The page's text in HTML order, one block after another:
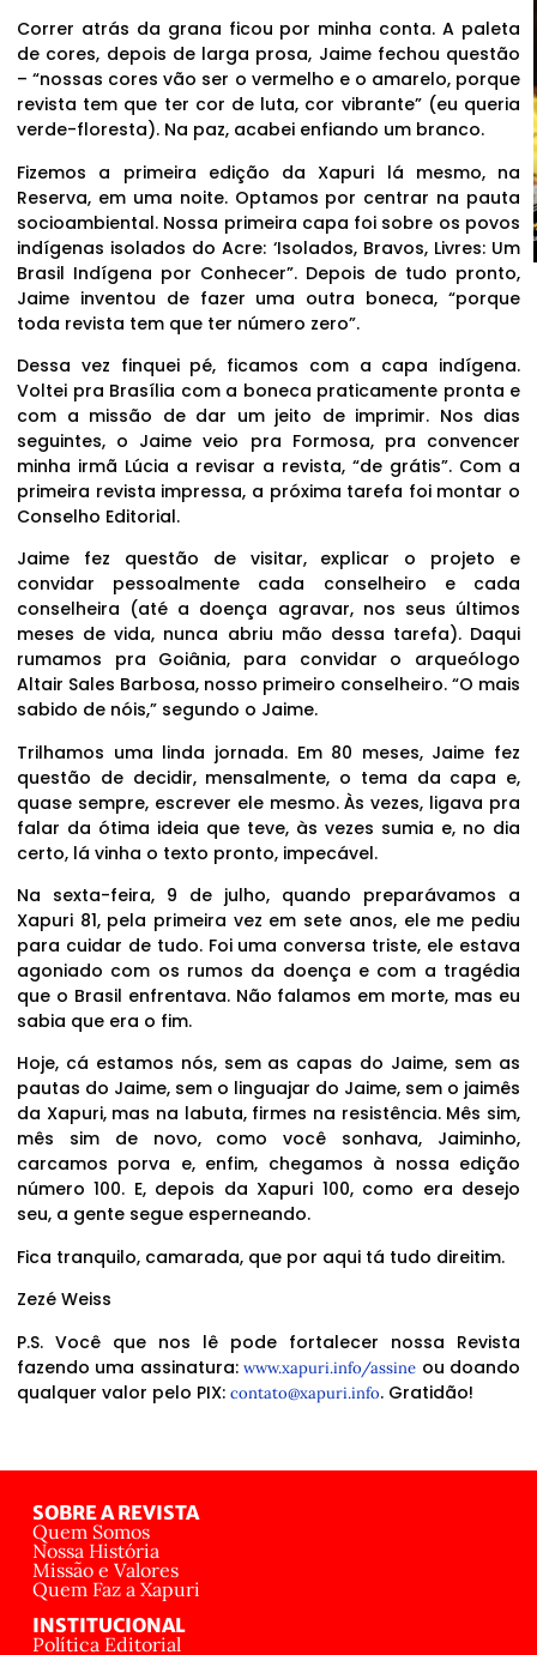
Correr atrás da grana ficou por minha conta. A paleta
de cores, depois de larga prosa, Jaime fechou questão
– “nossas cores vão ser o vermelho e o amarelo, porque
revista tem que ter cor de luta, cor vibrante” (eu queria
verde-floresta). Na paz, acabei enfiando um branco.
Fizemos a primeira edição da Xapuri lá mesmo, na
Reserva, em uma noite. Optamos por centrar na pauta
socioambiental. Nossa primeira capa foi sobre os povos
indígenas isolados do Acre: ‘Isolados, Bravos, Livres: Um
Brasil Indígena por Conhecer”. Depois de tudo pronto,
Jaime inventou de fazer uma outra boneca, “porque
toda revista tem que ter número zero”.
Dessa vez finquei pé, ficamos com a capa indígena.
Voltei pra Brasília com a boneca praticamente pronta e
com a missão de dar um jeito de imprimir. Nos dias
seguintes, o Jaime veio pra Formosa, pra convencer
minha irmã Lúcia a revisar a revista, “de grátis”. Com a
primeira revista impressa, a próxima tarefa foi montar o
Conselho Editorial.
Jaime fez questão de visitar, explicar o projeto e
convidar pessoalmente cada conselheiro e cada
conselheira (até a doença agravar, nos seus últimos
meses de vida, nunca abriu mão dessa tarefa). Daqui
rumamos pra Goiânia, para convidar o arqueólogo
Altair Sales Barbosa, nosso primeiro conselheiro. “O mais
sabido de nóis,” segundo o Jaime.
Trilhamos uma linda jornada. Em 80 meses, Jaime fez
questão de decidir, mensalmente, o tema da capa e,
quase sempre, escrever ele mesmo. Às vezes, ligava pra
falar da ótima ideia que teve, às vezes sumia e, no dia
certo, lá vinha o texto pronto, impecável.
Na sexta-feira, 9 de julho, quando preparávamos a
Xapuri 81, pela primeira vez em sete anos, ele me pediu
para cuidar de tudo. Foi uma conversa triste, ele estava
agoniado com os rumos da doença e com a tragédia
que o Brasil enfrentava. Não falamos em morte, mas eu
sabia que era o fim.
Hoje, cá estamos nós, sem as capas do Jaime, sem as
pautas do Jaime, sem o linguajar do Jaime, sem o jaimês
da Xapuri, mas na labuta, firmes na resistência. Mês sim,
mês sim de novo, como você sonhava, Jaiminho,
carcamos porva e, enfim, chegamos à nossa edição
número 100. E, depois da Xapuri 100, como era desejo
seu, a gente segue esperneando.
Fica tranquilo, camarada, que por aqui tá tudo direitim.
Zezé Weiss
P.S. Você que nos lê pode fortalecer nossa Revista
fazendo uma assinatura:www.xapuri.info/assine ou doando
qualquer valor pelo PIX: contato@xapuri.info. Gratidão!
SOBRE A REVISTA
Quem Somos
Nossa História
Missão e Valores
Quem Faz a Xapuri
INSTITUCIONAL
Política Editorial